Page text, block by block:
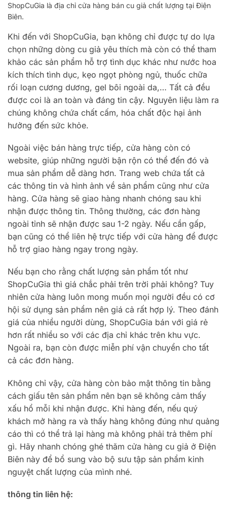
ShopCuGia là địa chỉ cửa hàng bán cu giả chất lượng tại Điện
Biên.
Khi đến với ShopCuGia, bạn không chỉ được tự do lựa
chọn những dòng cu giả yêu thích mà còn có thể tham
khảo các sản phẩm hỗ trợ tình dục khác như nước hoa
kích thích tình dục, kẹo ngọt phòng ngủ, thuốc chữa
rối loạn cương dương, gel bôi ngoài da,… Tất cả đều
được coi là an toàn và đáng tin cậy. Nguyên liệu làm ra
chúng không chứa chất cấm, hóa chất độc hại ảnh
hưởng đến sức khỏe.
Ngoài việc bán hàng trực tiếp, cửa hàng còn có
website, giúp những người bận rộn có thể đến đó và
mua sản phẩm dễ dàng hơn. Trang web chứa tất cả
các thông tin và hình ảnh về sản phẩm cũng như cửa
hàng. Cửa hàng sẽ giao hàng nhanh chóng sau khi
nhận được thông tin. Thông thường, các đơn hàng
ngoài tỉnh sẽ nhận được sau 1-2 ngày. Nếu cần gấp,
bạn cũng có thể liên hệ trực tiếp với cửa hàng để được
hỗ trợ giao hàng ngay trong ngày.
Nếu bạn cho rằng chất lượng sản phẩm tốt như
ShopCuGia thì giá chắc phải trên trời phải không? Tuy
nhiên cửa hàng luôn mong muốn mọi người đều có cơ
hội sử dụng sản phẩm nên giá cả rất hợp lý. Theo đánh
giá của nhiều người dùng, ShopCuGia bán với giá rẻ
hơn rất nhiều so với các địa chỉ khác trên khu vực.
Ngoài ra, bạn còn được miễn phí vận chuyển cho tất
cả các đơn hàng.
Không chỉ vậy, cửa hàng còn bảo mật thông tin bằng
cách giấu tên sản phẩm nên bạn sẽ không cảm thấy
xấu hổ mỗi khi nhận được. Khi hàng đến, nếu quý
khách mở hàng ra và thấy hàng không đúng như quảng
cáo thì có thể trả lại hàng mà không phải trả thêm phí
gì. Hãy nhanh chóng ghé thăm cửa hàng cu giả ở Điện
Biên này để bổ sung vào bộ sưu tập sản phẩm kinh
nguyệt chất lượng của mình nhé.
thông tin liên hệ: